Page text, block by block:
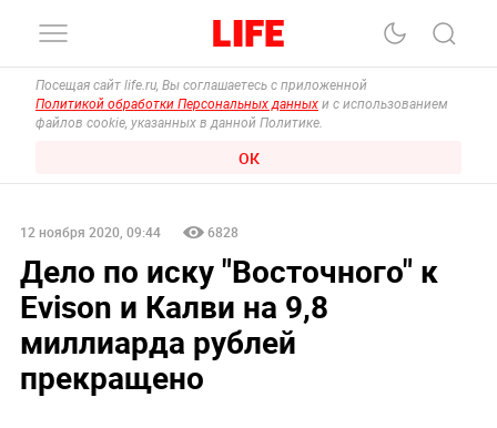
Посещая сайт life.ru, Вы соглашаетесь с приложенной
Политикой обработки Персональных данных и с использованием
файлов cookie, указанных в данной Политике.
ОК
12 ноября 2020, 09:44 6828
Дело по иску "Восточного" к
Evison и Калви на 9,8
миллиарда рублей
прекращено